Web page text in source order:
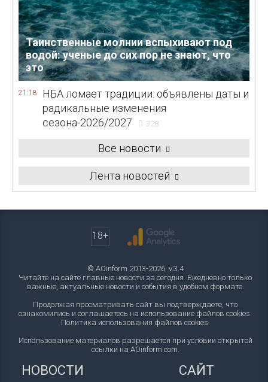
Таинственные молнии вспыхивают под
водой: ученые до сих пор не знают, что
это
21:18
НБА ломает традиции: объявлены даты и
радикальные изменения
сезона-2026/2027
328
Все новости
Лента новостей
18+
© AOinform 2013-2026. v.3.4
Читайте на сайте главные новости за сегодня. Ежедневно только
важные, актуальные новости и события в удобном формате.
Продолжая просматривать сайт вы подтверждаете, что
ознакомились и соглашаетесь на использование файлов cookies.
Политика использования файлов cookies.
Использование материалов разрешается при условии открытой
ссылки на AOinform.com.
НОВОСТИ САЙТ